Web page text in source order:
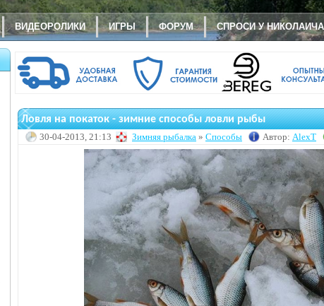
ВИДЕОРОЛИКИ ИГРЫ ФОРУМ СПРОСИ У НИКОЛАИЧА
Ловля на покаток - зимние способы ловли рыбы
30-04-2013, 21:13 Зимняя рыбалка » Способы Автор: AlexT